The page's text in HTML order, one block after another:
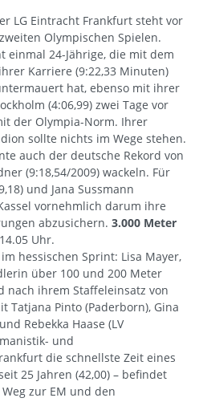
LG Eintracht Frankfurt steht vor
Olympischen Spielen.
einmal 24-Jährige, die mit dem
Karriere (9:22,33 Minuten)
hat, ebenso mit ihrer
(4:06,99) zwei Tage vor
der Olympia-Norm. Ihrer
sollte nichts im Wege stehen.
auch der deutsche Rekord von
(9:18,54/2009) wackeln. Für
und Jana Sussmann
vornehmlich darum ihre
abzusichern. 3.000 Meter
Uhr.
hessischen Sprint: Lisa Mayer,
über 100 und 200 Meter
nach ihrem Staffeleinsatz von
Tatjana Pinto (Paderborn), Gina
Rebekka Haase (LV
und
die schnellste Zeit eines
25 Jahren (42,00) – befindet
zur EM und den